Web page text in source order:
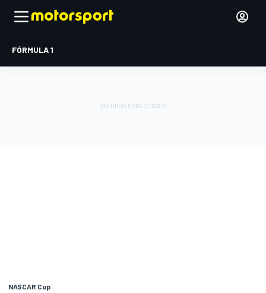
FÓRMULA 1
NASCAR Cup